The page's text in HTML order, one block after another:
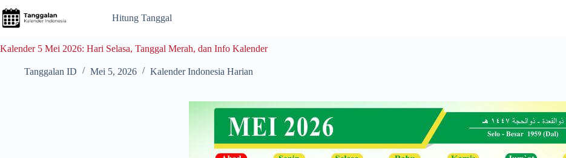
to
content
Hitung Tanggal
Kalender 5 Mei 2026: Hari Selasa, Tanggal Merah, dan Info Kalender
Tanggalan ID Mei 5, 2026 Kalender Indonesia Harian